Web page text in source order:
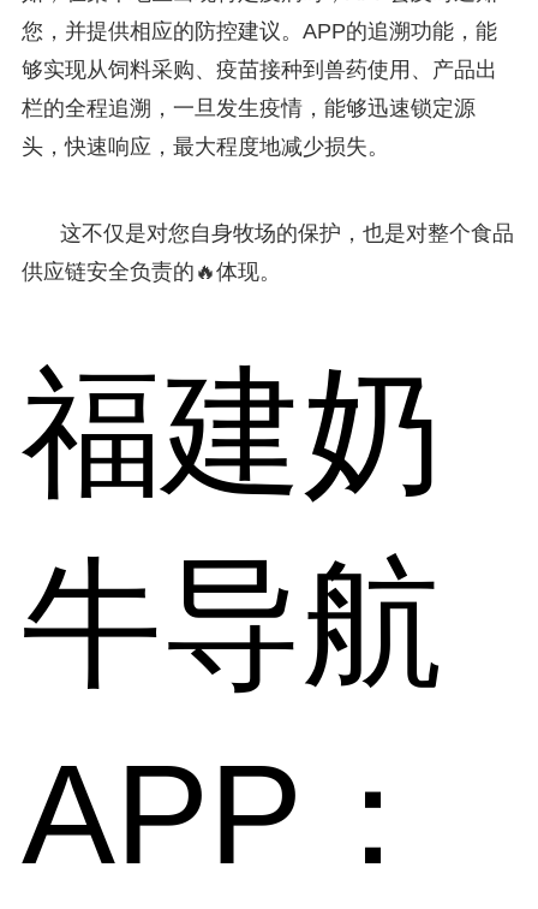
您，并提供相应的防控建议。APP的追溯功能，能
够实现从饲料采购、疫苗接种到兽药使用、产品出
栏的全程追溯，一旦发生疫情，能够迅速锁定源
头，快速响应，最大程度地减少损失。
这不仅是对您自身牧场的保护，也是对整个食品
供应链安全负责的🔥体现。
福建奶
牛导航
APP：